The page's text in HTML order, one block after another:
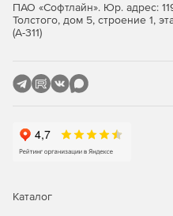
ПАО «Софтлайн». Юр. адрес:
Толстого, дом 5, строение 1,
(А-311)
Каталог